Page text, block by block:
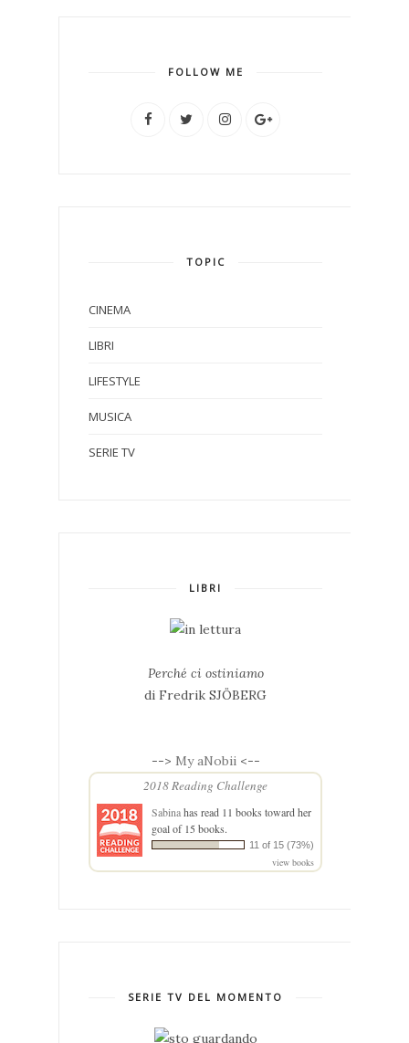
FOLLOW ME
TOPIC
CINEMA
LIBRI
LIFESTYLE
MUSICA
SERIE TV
LIBRI
Perché ci ostiniamo
di Fredrik SJÖBERG
--> My aNobii <--
2018 Reading Challenge
Sabinahas read 11 books toward her
goal of 15 books.
11 of 15 (73%)
view books
SERIE TV DEL MOMENTO